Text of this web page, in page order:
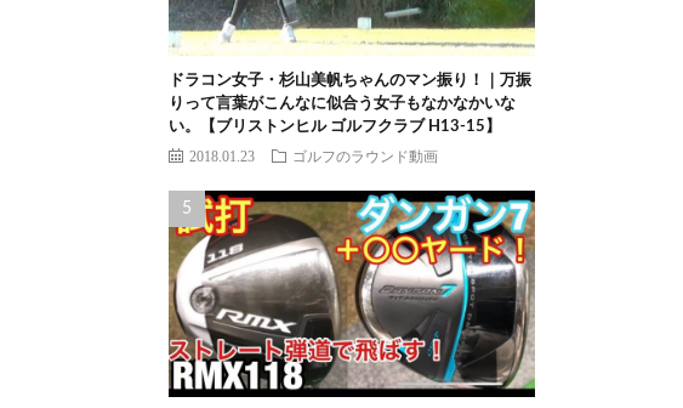
ドラコン女子・杉山美帆ちゃんのマン振り！｜万振
りって言葉がこんなに似合う女子もなかなかいな
い。【ブリストンヒル ゴルフクラブ H13-15】
2018.01.23 ゴルフのラウンド動画